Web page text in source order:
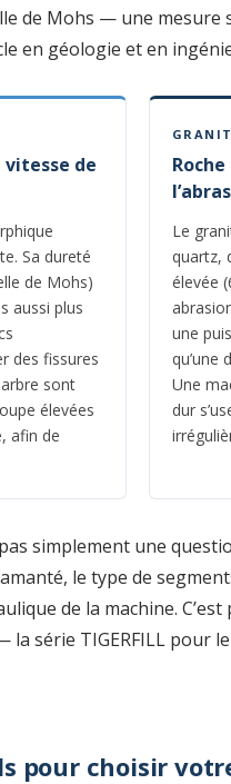
de Mohs — une mesure
en géologie et en
de
Sa dureté
de Mohs)
aussi plus
des fissures
sont
élevées
afin de
Le
quartz,
élevée
une
qu’une
Une
dur
simplement une
le type de
de la machine.
série TIGERFILL pour
pour choisir